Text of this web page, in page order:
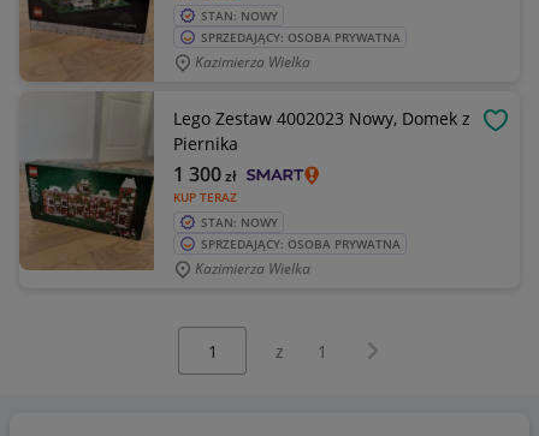
STAN: NOWY
SPRZEDAJĄCY: OSOBA PRYWATNA
Kazimierza Wielka
Lego Zestaw 4002023 Nowy, Domek z
Piernika
KUP TERAZ
1 300zł
STAN: NOWY
SPRZEDAJĄCY: OSOBA PRYWATNA
Kazimierza Wielka
z 1 Następna strona